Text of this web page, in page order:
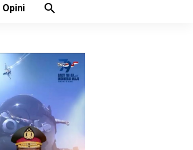
Opini search